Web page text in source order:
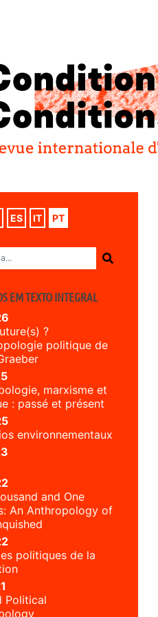
ES IT PT
EM TEXTO INTEGRAL
?
politique de
marxisme et
: passé et présent
environnementaux
and One
An Anthropology of
politiques de la
Political